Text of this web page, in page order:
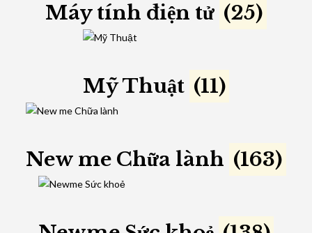
Máy tính điện tử (25)
Mỹ Thuật (11)
New me Chữa lành (163)